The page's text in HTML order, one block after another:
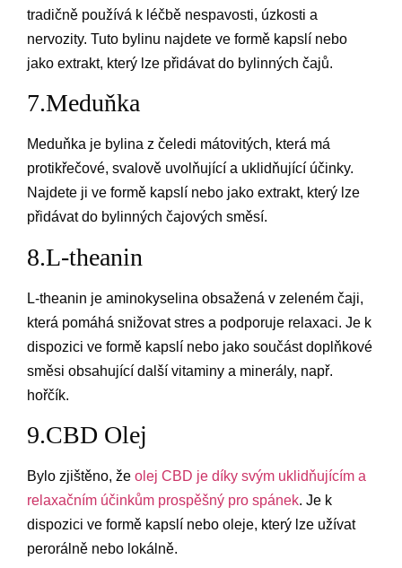
tradičně používá k léčbě nespavosti, úzkosti a
nervozity. Tuto bylinu najdete ve formě kapslí nebo
jako extrakt, který lze přidávat do bylinných čajů.
7.Meduňka
Meduňka je bylina z čeledi mátovitých, která má
protikřečové, svalově uvolňující a uklidňující účinky.
Najdete ji ve formě kapslí nebo jako extrakt, který lze
přidávat do bylinných čajových směsí.
8.L-theanin
L-theanin je aminokyselina obsažená v zeleném čaji,
která pomáhá snižovat stres a podporuje relaxaci. Je k
dispozici ve formě kapslí nebo jako součást doplňkové
směsi obsahující další vitaminy a minerály, např.
hořčík.
9.CBD Olej
Bylo zjištěno, že olej CBD je díky svým uklidňujícím a
relaxačním účinkům prospěšný pro spánek. Je k
dispozici ve formě kapslí nebo oleje, který lze užívat
perorálně nebo lokálně.